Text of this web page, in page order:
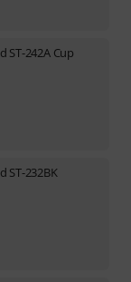
ST-242A Cup
ST-232BK